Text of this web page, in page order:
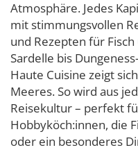
Atmosphäre. Jedes
mit stimmungsvollen
und Rezepten für
Sardelle bis
Haute Cuisine zeigt
Meeres. So wird aus
Reisekultur – perfekt
Hobbyköch:innen, die
oder ein besonderes